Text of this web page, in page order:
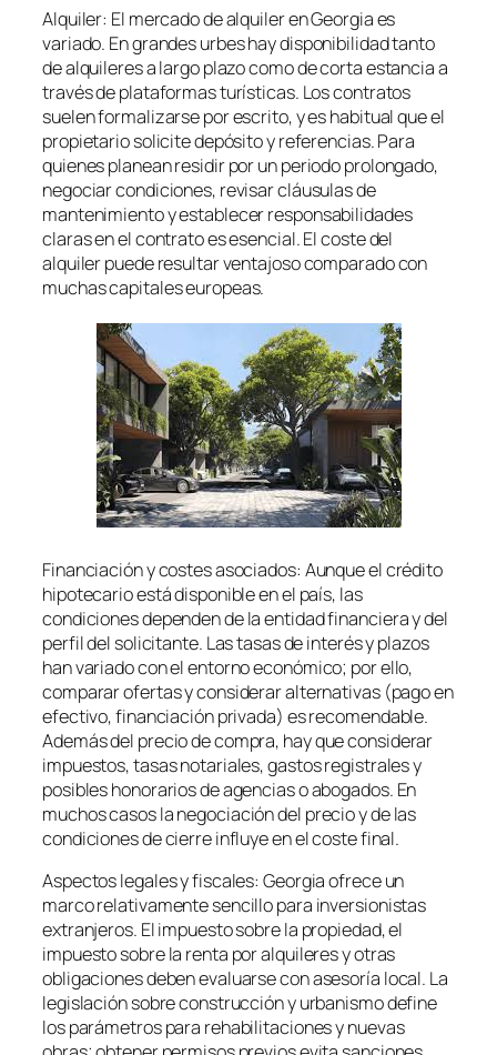
Alquiler: El mercado de alquiler en Georgia es
variado. En grandes urbes hay disponibilidad tanto
de alquileres a largo plazo como de corta estancia a
través de plataformas turísticas. Los contratos
suelen formalizarse por escrito, y es habitual que el
propietario solicite depósito y referencias. Para
quienes planean residir por un periodo prolongado,
negociar condiciones, revisar cláusulas de
mantenimiento y establecer responsabilidades
claras en el contrato es esencial. El coste del
alquiler puede resultar ventajoso comparado con
muchas capitales europeas.
Financiación y costes asociados: Aunque el crédito
hipotecario está disponible en el país, las
condiciones dependen de la entidad financiera y del
perfil del solicitante. Las tasas de interés y plazos
han variado con el entorno económico; por ello,
comparar ofertas y considerar alternativas (pago en
efectivo, financiación privada) es recomendable.
Además del precio de compra, hay que considerar
impuestos, tasas notariales, gastos registrales y
posibles honorarios de agencias o abogados. En
muchos casos la negociación del precio y de las
condiciones de cierre influye en el coste final.
Aspectos legales y fiscales: Georgia ofrece un
marco relativamente sencillo para inversionistas
extranjeros. El impuesto sobre la propiedad, el
impuesto sobre la renta por alquileres y otras
obligaciones deben evaluarse con asesoría local. La
legislación sobre construcción y urbanismo define
los parámetros para rehabilitaciones y nuevas